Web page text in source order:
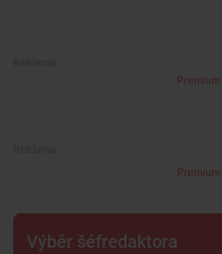
Premium
Premium
Výběr šéfredaktora